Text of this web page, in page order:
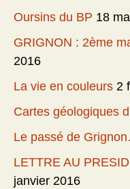
Oursins du BP 18
GRIGNON : 2ème
2016
La vie en couleurs 2
Cartes géologiques
Le passé de
LETTRE AU
janvier 2016